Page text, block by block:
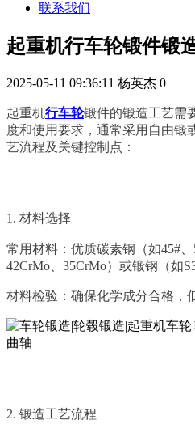
联系我们
起重机行车轮锻件锻
2025-05-11 09:36:11 杨英杰 0
起重机行车轮锻件的锻造工艺需
度和使用要求，通常采用自由锻
艺流程及关键控制点：
1. 材料选择
常用材料：优质碳素钢（如45#
42CrMo、35CrMo）或锻钢（如
材料检验：确保化学成分合格，
2. 锻造工艺流程